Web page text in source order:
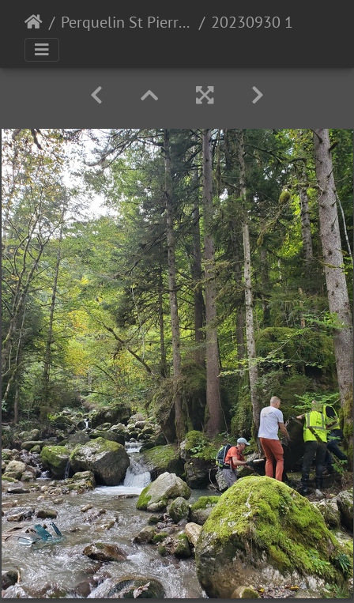
Perquelin St Pierre de Chartreuse 30-09-23 20230930 110705